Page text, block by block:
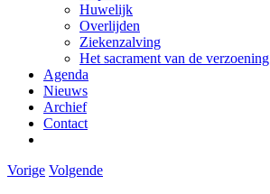
Huwelijk
Overlijden
Ziekenzalving
Het sacrament van de verzoening
Agenda
Nieuws
Archief
Contact
Vorige Volgende